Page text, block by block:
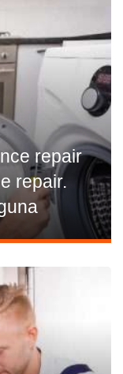
repair
repair.